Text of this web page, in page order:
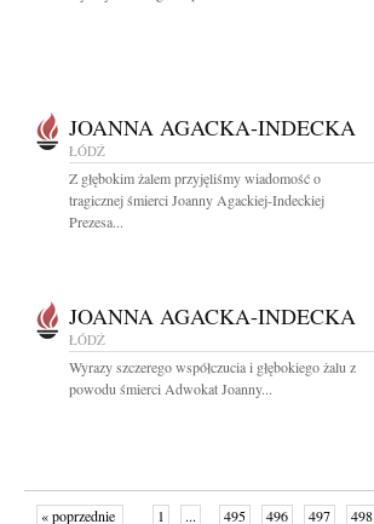
JOANNA AGACKA-INDECKA
ŁÓDŹ
Z głębokim żalem przyjęliśmy wiadomość o
tragicznej śmierci Joanny Agackiej-Indeckiej
Prezesa...
JOANNA AGACKA-INDECKA
ŁÓDŹ
Wyrazy szczerego współczucia i głębokiego żalu z
powodu śmierci Adwokat Joanny...
« poprzednie 1 ... 495 496 497 498